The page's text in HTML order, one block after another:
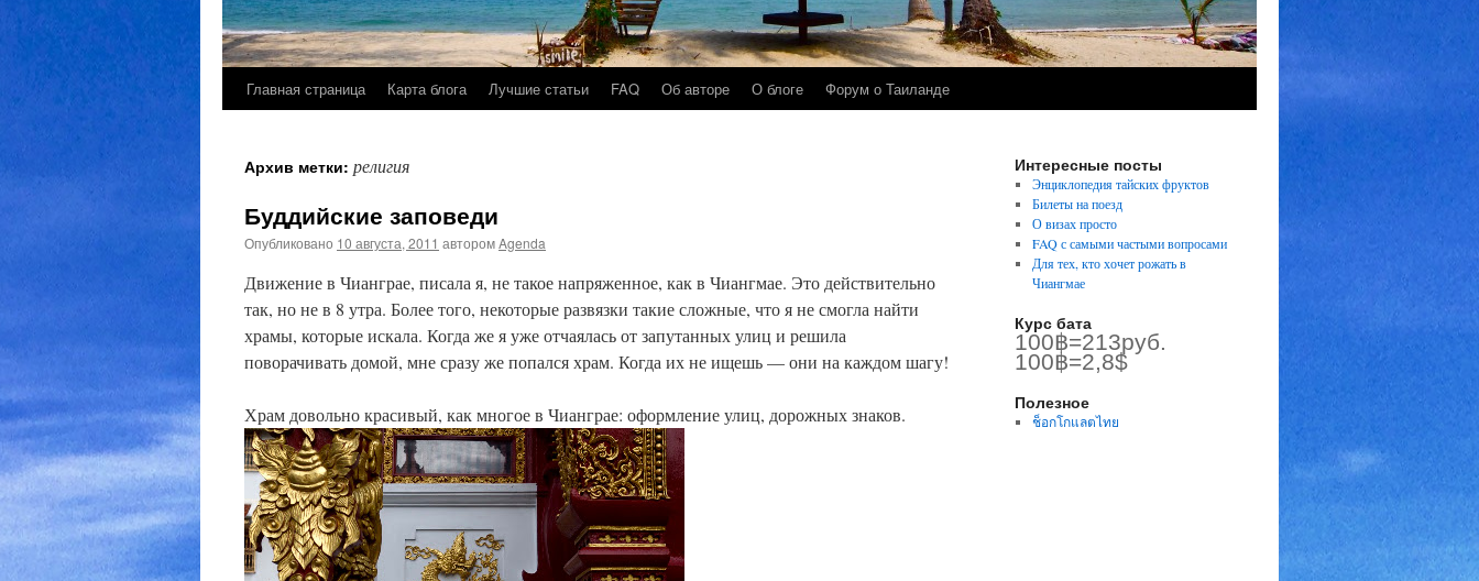
Перейти
содержимому
Главная страница Карта блога Лучшие статьи FAQ Об авторе О блоге Форум о Таиланде
Архив метки: религия
Буддийские заповеди
Опубликовано 10 августа, 2011 авторомAgenda
Движение в Чианграе, писала я, не такое напряженное, как в Чиангмае. Это действительно
так, но не в 8 утра. Более того, некоторые развязки такие сложные, что я не смогла найти
храмы, которые искала. Когда же я уже отчаялась от запутанных улиц и решила
поворачивать домой, мне сразу же попался храм. Когда их не ищешь — они на каждом шагу!
Храм довольно красивый, как многое в Чианграе: оформление улиц, дорожных знаков.
Интересные посты
Энциклопедия тайских фруктов
Билеты на поезд
О визах просто
FAQ с самыми частыми вопросами
Для тех, кто хочет рожать в
Чиангмае
Курс бата
100฿=213руб.
100฿=2,8$
Полезное
ช็อกโกแลตไทย